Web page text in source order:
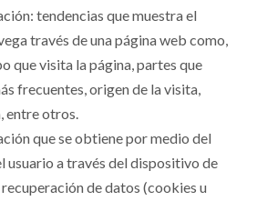
tendencias que muestra el
través de una página web como,
que visita la página, partes que
frecuentes, origen de la visita,
entre otros.
que se obtiene por medio del
usuario a través del dispositivo de
de datos (cookies u